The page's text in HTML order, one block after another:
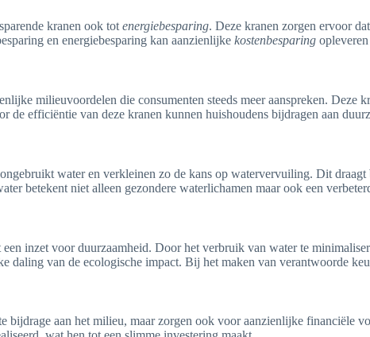
kranen ook tot energiebesparing. Deze kranen zorgen ervoor
en energiebesparing kan aanzienlijke kostenbesparing
milieuvoordelen die consumenten steeds meer aanspreken. Deze
de efficiëntie van deze kranen kunnen huishoudens bijdragen aan
water en verkleinen zo de kans op watervervuiling. Dit
betekent niet alleen gezondere waterlichamen maar ook een
inzet voor duurzaamheid. Door het verbruik van water te
daling van de ecologische impact. Bij het maken van verantwoorde
bijdrage aan het milieu, maar zorgen ook voor aanzienlijke